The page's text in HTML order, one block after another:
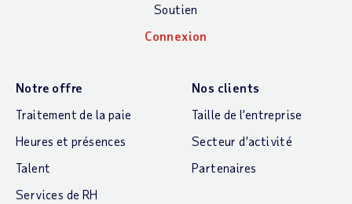
Soutien
Connexion
Notre offre
Traitement de la paie
Heures et présences
Talent
Services de RH
Nos clients
Taille de l’entreprise
Secteur d’activité
Partenaires